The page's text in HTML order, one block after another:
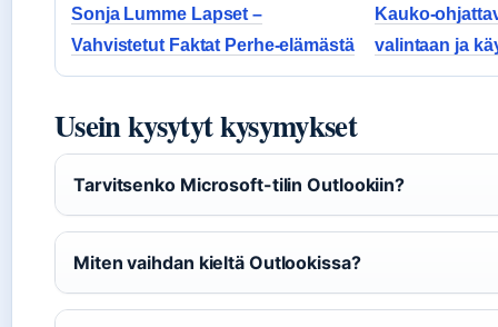
Sonja Lumme Lapset –
Vahvistetut Faktat Perhe-elämästä
Kauko-
valintaan ja
Usein kysytyt kysymykset
Tarvitsenko Microsoft-tilin Outlookiin?
Miten vaihdan kieltä Outlookissa?